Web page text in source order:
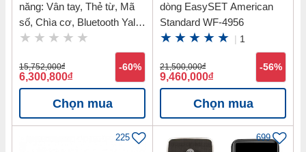
năng: Vân tay, Thẻ từ, Mã
số, Chìa cơ, Bluetooth Yale
YDM7116 MB
15,752,000đ
6,300,800đ
-60%
Chọn mua
dòng EasySET American
Standard WF-4956
| 1
21,500,000đ
9,460,000đ
-56%
Chọn mua
225 699